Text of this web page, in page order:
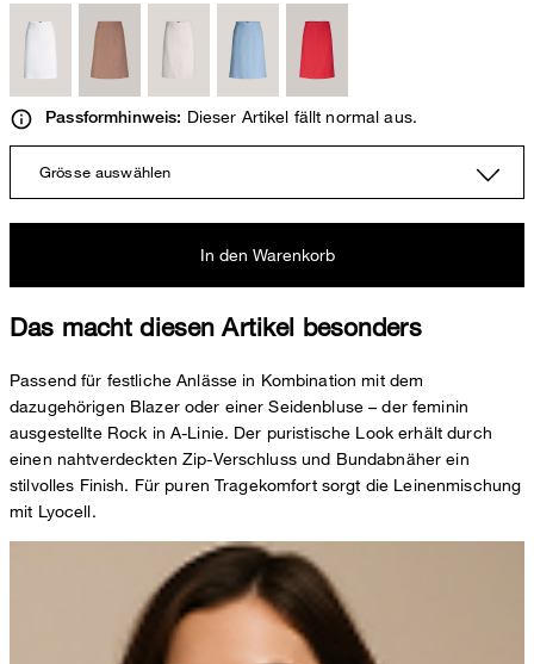
Passformhinweis: Dieser Artikel fällt normal aus.
Grösse auswählen
In den Warenkorb
Das macht diesen Artikel besonders
Passend für festliche Anlässe in Kombination mit dem
dazugehörigen Blazer oder einer Seidenbluse – der feminin
ausgestellte Rock in A-Linie. Der puristische Look erhält durch
einen nahtverdeckten Zip-Verschluss und Bundabnäher ein
stilvolles Finish. Für puren Tragekomfort sorgt die Leinenmischung
mit Lyocell.